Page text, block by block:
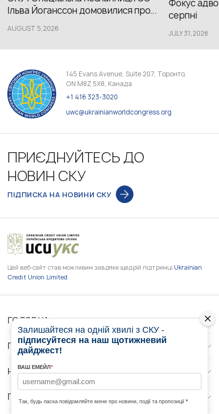
Ільва Йоганссон домовилися про...
AUGUST 5,2026
Фокус
серпні
JULY 31,2026
145 Evans Avenue, Suite 207, Торонто,
ON M8Z 5X8, Канада
+1 416 323-3020
uwc@ukrainianworldcongress.org
ПРИЄДНУЙТЕСЬ ДО
НОВИН СКУ
ПІДПИСКА НА НОВИНИ СКУ
Цей веб-сайт став можливим завдяки щедрій підтримці Ukrainian
Credit Union Limited
ГОЛОВНА
ПРО НАС
НОВИНИ
ПРОГРАМИ
Залишайтеся на одній хвилі з СКУ -
підписуйтеся на наш щотижневий
дайджест!
ВАШ ЕМЕЙЛ*
Так, будь ласка повідомляйте мене про новини, події та пропозиції *